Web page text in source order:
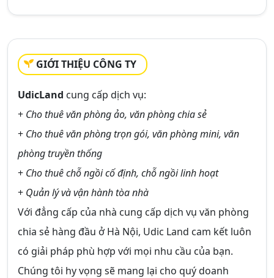
GIỚI THIỆU CÔNG TY
UdicLand cung cấp dịch vụ:
+ Cho thuê văn phòng ảo, văn phòng chia sẻ
+ Cho thuê văn phòng trọn gói, văn phòng mini, văn
phòng truyền thống
+ Cho thuê chỗ ngồi cố định, chỗ ngồi linh hoạt
+ Quản lý và vận hành tòa nhà
Với đẳng cấp của nhà cung cấp dịch vụ văn phòng
chia sẻ hàng đầu ở Hà Nội, Udic Land cam kết luôn
có giải pháp phù hợp với mọi nhu cầu của bạn.
Chúng tôi hy vọng sẽ mang lại cho quý doanh